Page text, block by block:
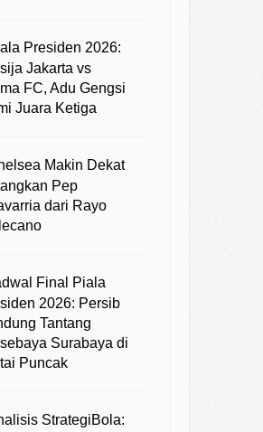
Presiden 2026:
Jakarta vs
FC, Adu Gengsi
Juara Ketiga
Makin Dekat
Pep
dari Rayo
Final Piala
2026: Persib
Tantang
Surabaya di
Puncak
StrategiBola: